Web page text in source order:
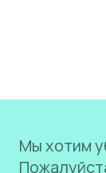
Мы хотим